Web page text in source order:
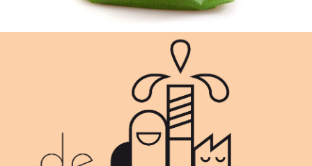
LOGO DE JANKFABRIEK